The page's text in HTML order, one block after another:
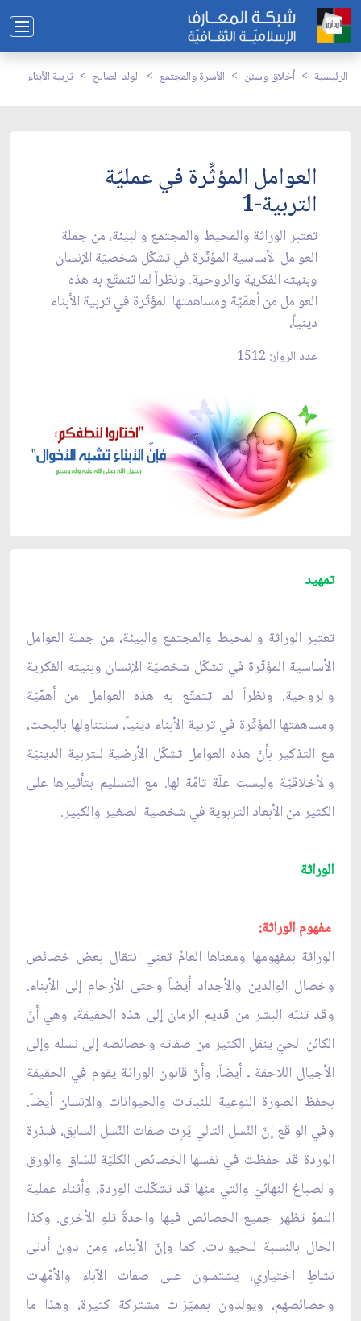
الرئيسية أخلاق وسنن الأسرة والمجتمع الولد الصالح تربية الأبناء
العوامل المؤثِّرة في عمليّة
التربية-1
تعتبر الوراثة والمحيط والمجتمع والبيئة، من جملة
العوامل الأساسية المؤثّرة في تشكّل شخصيّة الإنسان
وبنيته الفكرية والروحية. ونظراً لما تتمتّع به هذه
العوامل من أهمّيّة ومساهمتها المؤثّرة في تربية الأبناء
دينياً،
عدد الزوار: 1512
تمهيد
تعتبر الوراثة والمحيط والمجتمع والبيئة، من جملة العوامل
الأساسية المؤثّرة في تشكّل شخصيّة الإنسان وبنيته الفكرية
والروحية. ونظراً لما تتمتّع به هذه العوامل من أهمّيّة
ومساهمتها المؤثّرة في تربية الأبناء دينياً، سنتناولها بالبحث،
مع التذكير بأنّ هذه العوامل تشكّل الأرضية للتربية الدينيّة
والأخلاقيّة وليست علّة تامّة لها. مع التسليم بتأثيرها على
الكثير من الأبعاد التربوية في شخصية الصغير والكبير.
الوراثة
مفهوم الوراثة:
الوراثة بمفهومها ومعناها العامّ تعني انتقال بعض خصائص
وخصال الوالدين والأجداد أيضاً وحتى الأرحام إلى الأبناء.
وقد تنبّه البشر من قديم الزمان إلى هذه الحقيقة، وهي أنّ
الكائن الحيّ ينقل الكثير من صفاته وخصائصه إلى نسله وإلى
الأجيال اللاحقة ـ أيضاً، وأنّ قانون الوراثة يقوم في الحقيقة
بحفظ الصورة النوعية للنباتات والحيوانات والإنسان أيضاً.
وفي الواقع إنّ النّسل التالي يَرِث صفات النّسل السابق، فبذرة
الوردة قد حفظت في نفسها الخصائص الكليّة للسّاق والورق
والصباغ النهائيّ والتي منها قد تشكّلت الوردة، وأثناء عملية
النموّ تظهر جميع الخصائص فيها واحدةً تلو الأخرى. وكذا
الحال بالنسبة للحيوانات. كما وإنّ الأبناء، ومن دون أدنى
نشاطٍ اختياري، يشتملون على صفات الآباء والأمّهات
وخصائصهم، ويولدون بمميّزات مشتركة كثيرة، وهذا ما